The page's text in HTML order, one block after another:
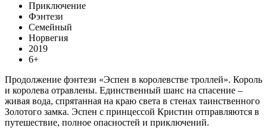
Приключение
Фэнтези
Семейный
Норвегия
2019
6+
Продолжение фэнтези «Эспен в королевстве троллей». Король
и королева отравлены. Единственный шанс на спасение –
живая вода, спрятанная на краю света в стенах таинственного
Золотого замка. Эспен с принцессой Кристин отправляются в
путешествие, полное опасностей и приключений.